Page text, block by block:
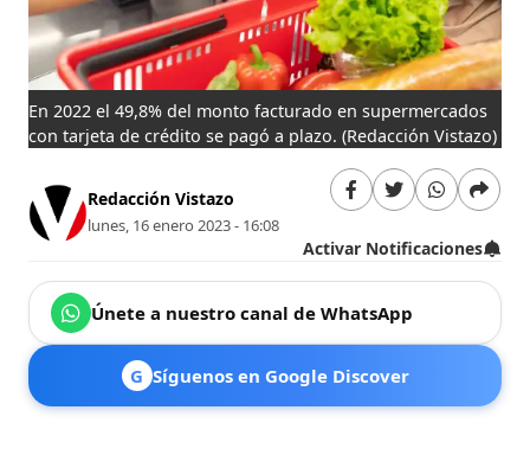
En 2022 el 49,8% del monto facturado en supermercados
con tarjeta de crédito se pagó a plazo. (Redacción Vistazo)
Redacción Vistazo
lunes, 16 enero 2023 - 16:08
Activar Notificaciones
Únete a nuestro canal de WhatsApp
G Síguenos en Google Discover